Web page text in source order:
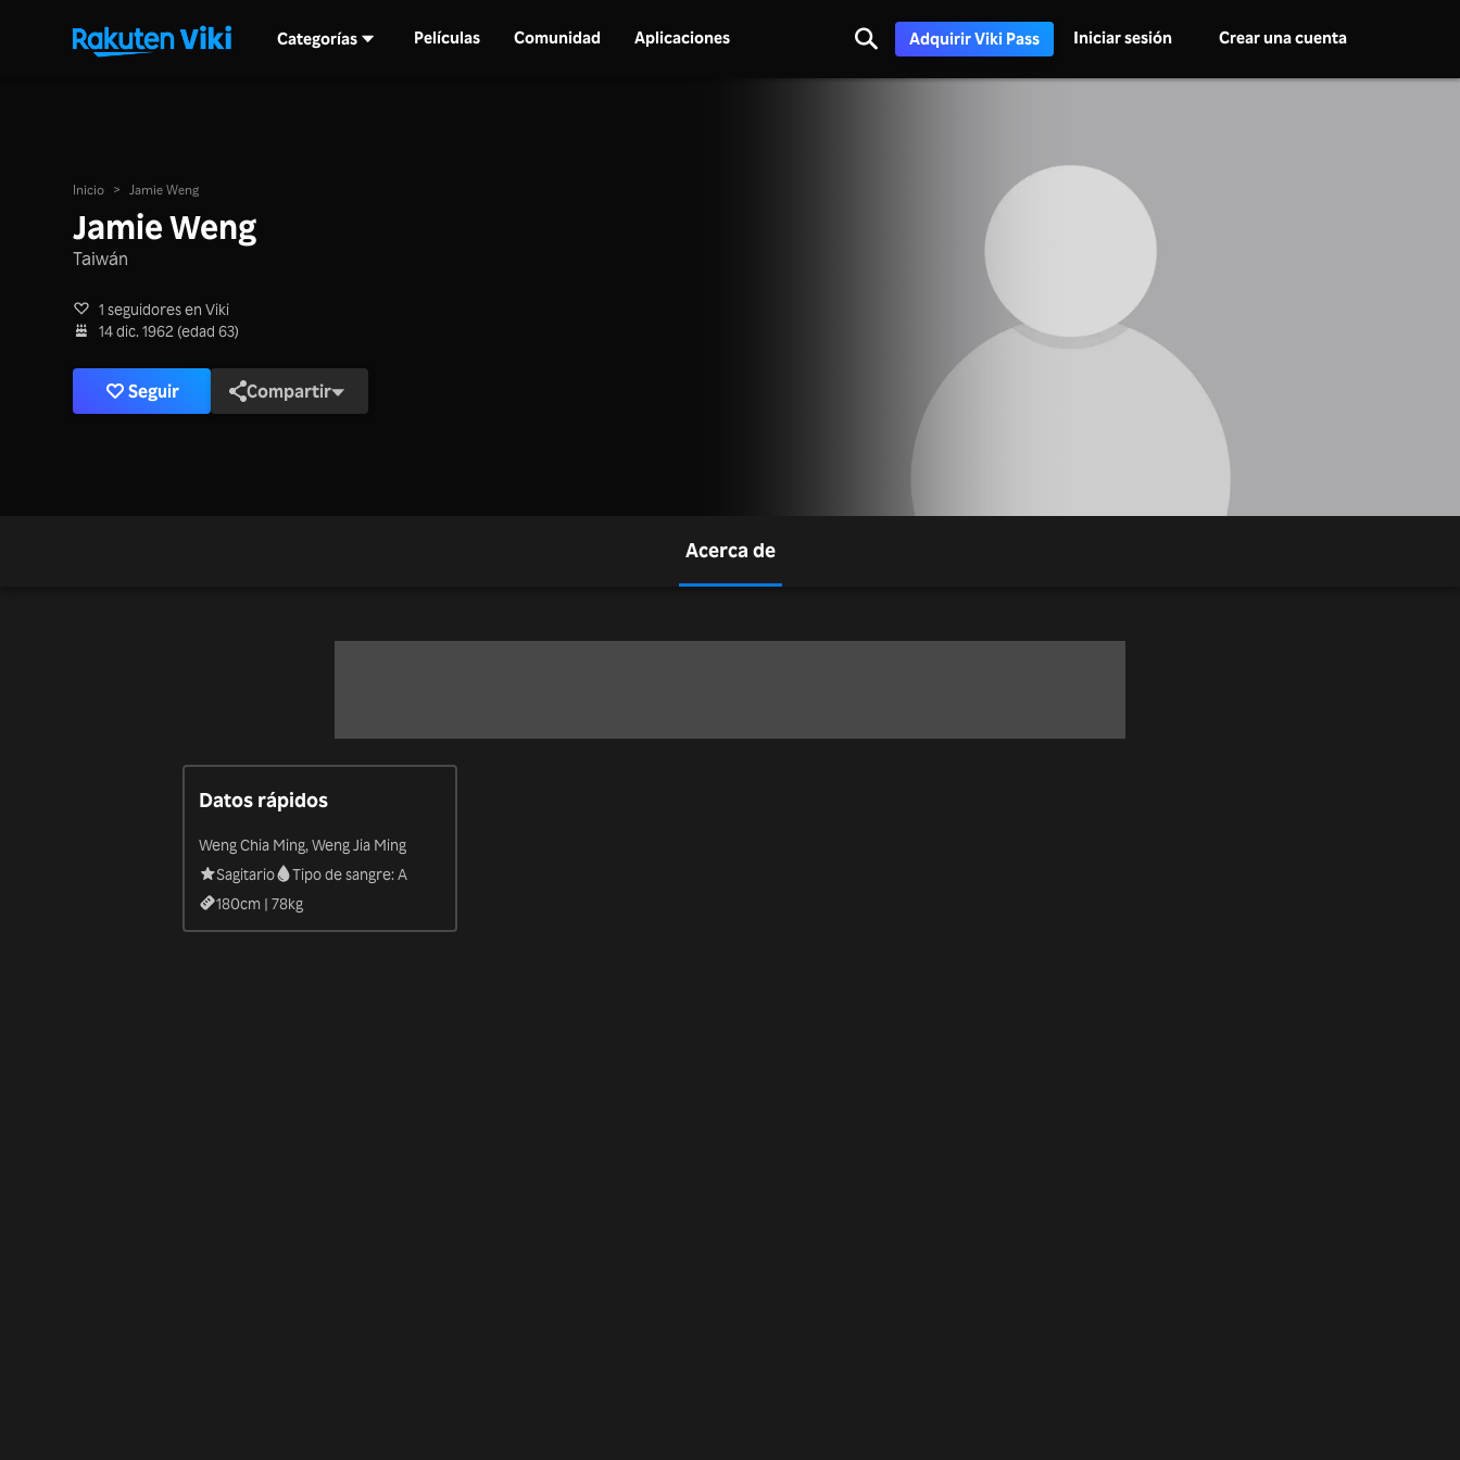
Categorías Películas Comunidad Aplicaciones Adquirir Viki Pass Iniciar sesión Crear una cuenta
Inicio > Jamie Weng
Jamie Weng
Taiwán
1 seguidores en Viki
14 dic. 1962 (edad 63)
Seguir Compartir
Acerca de
Datos rápidos
Weng Chia Ming, Weng Jia Ming
Sagitario
Tipo de sangre: A
180cm | 78kg